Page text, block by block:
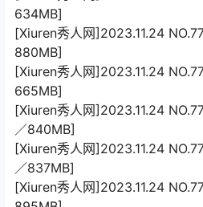
634MB]
[Xiuren秀人网]2023.11.24
880MB]
[Xiuren秀人网]2023.11.24
665MB]
[Xiuren秀人网]2023.11.24
／840MB]
[Xiuren秀人网]2023.11.24
／837MB]
[Xiuren秀人网]2023.11.24